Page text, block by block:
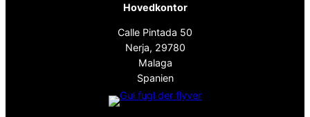
Hovedkontor
Calle Pintada 50
Nerja, 29780
Malaga
Spanien